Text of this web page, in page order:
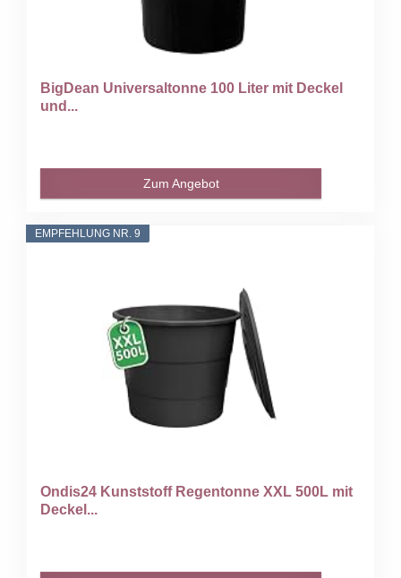
BigDean Universaltonne 100 Liter mit Deckel
und...
Zum Angebot
EMPFEHLUNG NR. 9
Ondis24 Kunststoff Regentonne XXL 500L mit
Deckel...